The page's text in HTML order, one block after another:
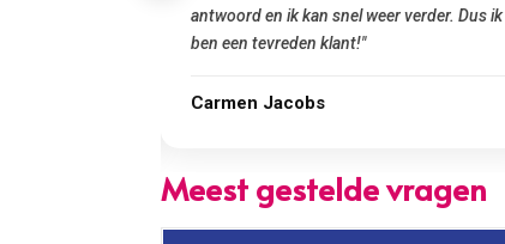
antwoord en ik kan snel weer verder. Dus ik
ben een tevreden klant!"
Carmen Jacobs
Meest gestelde vragen